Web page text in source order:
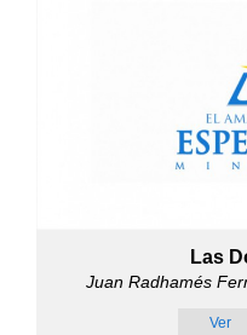
Las
Juan Radhamés
Ver